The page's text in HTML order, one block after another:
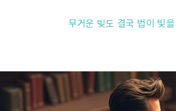
무거운 빚도 결국 법이 빛